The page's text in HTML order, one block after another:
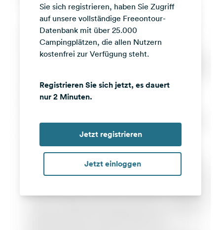
Sie sich registrieren, haben Sie Zugriff
auf unsere vollständige Freeontour-
Datenbank mit über 25.000
Campingplätzen, die allen Nutzern
kostenfrei zur Verfügung steht.
Registrieren Sie sich jetzt, es dauert
nur 2 Minuten.
Jetzt registrieren
Jetzt einloggen